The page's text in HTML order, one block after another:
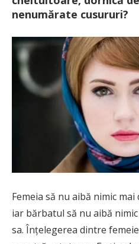
nenumărate cusururi?
Femeia să nu aibă nimic
iar bărbatul să nu aibă
sa. Înțelegerea dintre